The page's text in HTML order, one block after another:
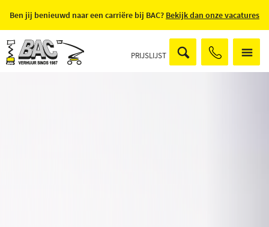
Ben jij benieuwd naar een carriëre bij BAC? Bekijk dan onze vacatures
PRIJSLIJST